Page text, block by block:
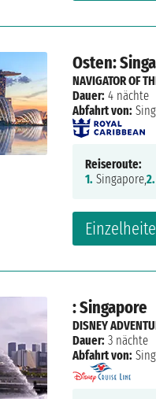
Osten:
NAVIGATOR OF
Dauer: 4 nächte
Abfahrt von:
Reiseroute:
1. Singapore,2.
: Singapore
DISNEY
Dauer: 3 nächte
Abfahrt von: